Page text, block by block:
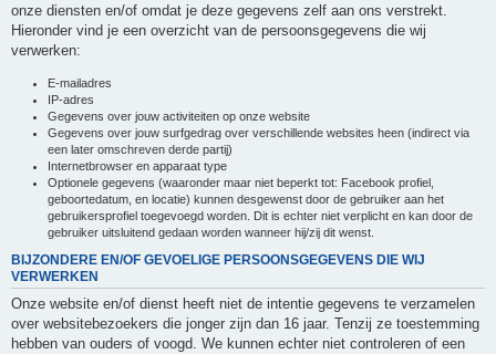
onze diensten en/of omdat je deze gegevens zelf aan ons verstrekt.
Hieronder vind je een overzicht van de persoonsgegevens die wij
verwerken:
E-mailadres
IP-adres
Gegevens over jouw activiteiten op onze website
Gegevens over jouw surfgedrag over verschillende websites heen (indirect via
een later omschreven derde partij)
Internetbrowser en apparaat type
Optionele gegevens (waaronder maar niet beperkt tot: Facebook profiel,
geboortedatum, en locatie) kunnen desgewenst door de gebruiker aan het
gebruikersprofiel toegevoegd worden. Dit is echter niet verplicht en kan door de
gebruiker uitsluitend gedaan worden wanneer hij/zij dit wenst.
BIJZONDERE EN/OF GEVOELIGE PERSOONSGEGEVENS DIE WIJ
VERWERKEN
Onze website en/of dienst heeft niet de intentie gegevens te verzamelen
over websitebezoekers die jonger zijn dan 16 jaar. Tenzij ze toestemming
hebben van ouders of voogd. We kunnen echter niet controleren of een